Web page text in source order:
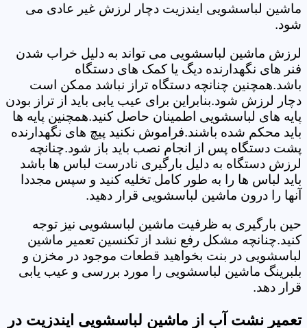
ماشین لباسشویی ایندزیت دچار لرزش غیر عادی می
شود.
لرزش ماشین لباسشویی می تواند به دلیل خراب شدن
فنر های نگهدارنده دیگ یا کمک های دستگاه
باشد.همچنین چنانچه دستگاه تراز نباشد ممکن است
دچار لرزش شود.بنابراین برای عیب یابی باید از تراز بودن
پایه های لباسشویی اطمینان حاصل کنید.همچنین پایه ها
باید محکم شده باشند.فراموش نکنید پیچ های نگهدارنده
پشت دستگاه پس از انجام نصب باید باز شود.چنانچه
لرزش دستگاه به دلیل بارگیری نادرست لباس ها باشد
باید لباس ها را به طور کامل تخلیه کنید و سپس مجددا
آنها را درون ماشین لباسشویی قرار دهید.
حین بارگیری به ظرفیت ماشین لباسشویی نیز توجه
کنید.چنانچه مشکل رفع نشد از تکنسین تعمیر ماشین
لباسشویی در بنت بخواهید قطعات موجود در مخزن و
بلبرینگ ماشین لباسشویی را مورد بررسی و عیب یابی
قرار دهد.
تعمیر نشت آب از ماشین لباسشویی ایندزیت در